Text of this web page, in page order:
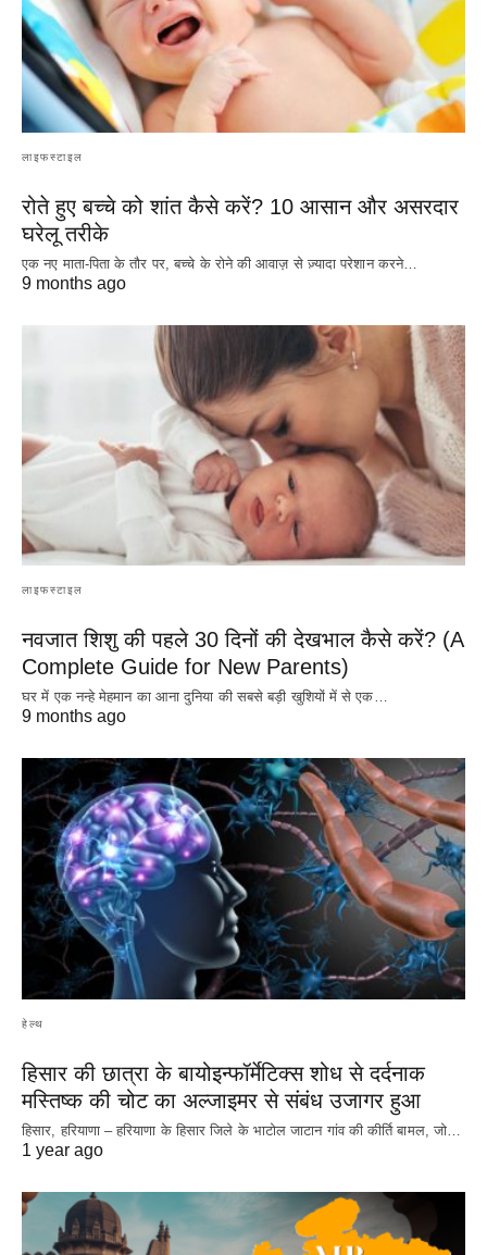
लाइफस्टाइल
रोते हुए बच्चे को शांत कैसे करें? 10 आसान और असरदार
घरेलू तरीके
एक नए माता-पिता के तौर पर, बच्चे के रोने की आवाज़ से ज़्यादा परेशान करने…
9 months ago
लाइफस्टाइल
नवजात शिशु की पहले 30 दिनों की देखभाल कैसे करें? (A
Complete Guide for New Parents)
घर में एक नन्हे मेहमान का आना दुनिया की सबसे बड़ी खुशियों में से एक…
9 months ago
हेल्थ
हिसार की छात्रा के बायोइन्फॉर्मेटिक्स शोध से दर्दनाक
मस्तिष्क की चोट का अल्जाइमर से संबंध उजागर हुआ
हिसार, हरियाणा – हरियाणा के हिसार जिले के भाटोल जाटान गांव की कीर्ति बामल, जो…
1 year ago